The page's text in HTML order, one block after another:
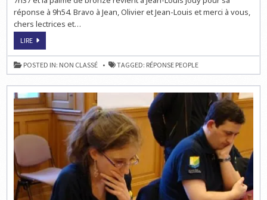
réponse à 9h54. Bravo à Jean, Olivier et Jean-Louis et merci à vous,
chers lectrices et…
LIREECHECS
PEOPLE
:
LA
RÉPONSE
HEBDO
POSTED IN: NON CLASSÉ TAGGED: RÉPONSE PEOPLE